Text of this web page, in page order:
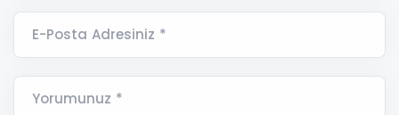
E-Posta Adresiniz *
Yorumunuz *